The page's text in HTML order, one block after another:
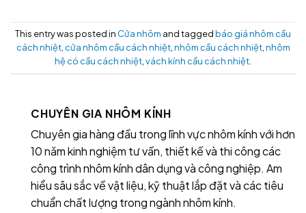
This entry was posted in Cửa nhôm and taggedbáo giá nhôm cầu
cách nhiệt, cửa nhôm cầu cách nhiệt, nhôm cầu cách nhiệt, nhôm
hệ có cầu cách nhiệt vách kính cầu cách nhiệt
CHUYÊN GIA NHÔM KÍNH
Chuyên gia hàng đầu trong lĩnh vực nhôm kính với hơn
10 năm kinh nghiệm tư vấn, thiết kế và thi công các
công trình nhôm kính dân dụng và công nghiệp. Am
hiểu sâu sắc về vật liệu, kỹ thuật lắp đặt và các tiêu
chuẩn chất lượng trong ngành nhôm kính.